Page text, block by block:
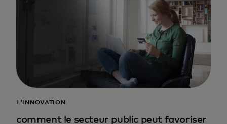
L'INNOVATION
comment le secteur public peut favoriser